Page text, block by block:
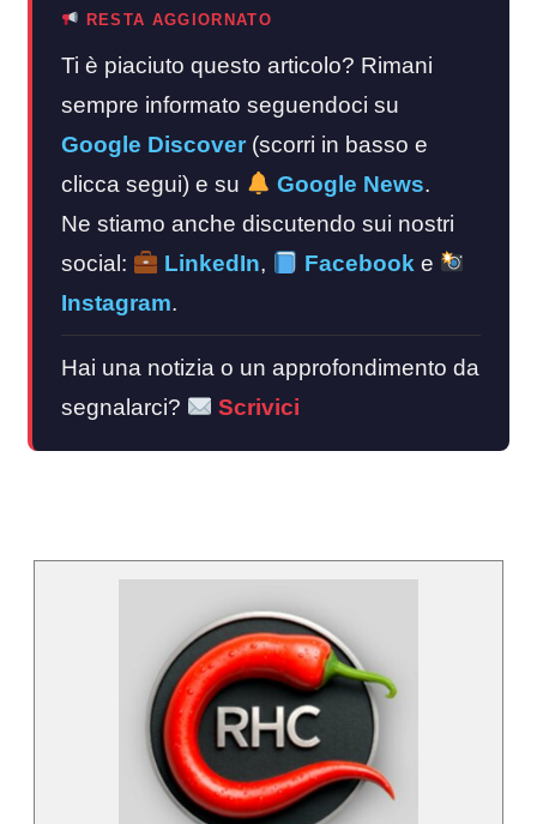
RESTA AGGIORNATO
Ti è piaciuto questo articolo? Rimani
sempre informato seguendoci su
Google Discover (scorri in basso e
clicca segui) e su
Google News.
Ne stiamo anche discutendo sui nostri
social:
LinkedIn, Facebook e
Instagram.
Hai una notizia o un approfondimento da
segnalarci?
Scrivici